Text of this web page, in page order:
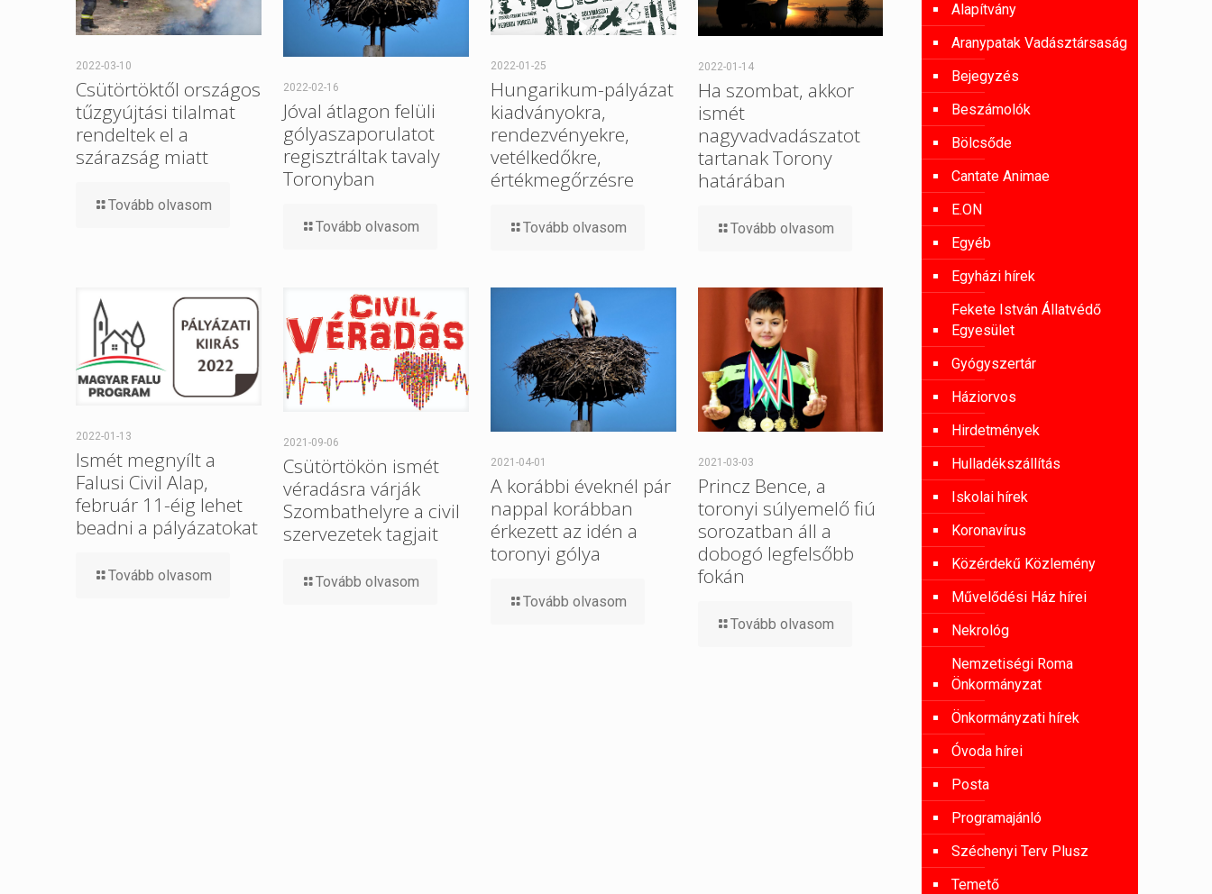
2022-03-10
Csütörtöktől országos
tűzgyújtási tilalmat
rendeltek el a
szárazság miatt
Tovább olvasom
2022-02-16
Jóval átlagon felüli
gólyaszaporulatot
regisztráltak tavaly
Toronyban
Tovább olvasom
2022-01-25
Hungarikum-pályázat
kiadványokra,
rendezvényekre,
vetélkedőkre,
értékmegőrzésre
Tovább olvasom
2022-01-14
Ha szombat, akkor
ismét
nagyvadvadászatot
tartanak Torony
határában
Tovább olvasom
2022-01-13
Ismét megnyílt a
Falusi Civil Alap,
február 11-éig lehet
beadni a pályázatokat
Tovább olvasom
2021-09-06
Csütörtökön ismét
véradásra várják
Szombathelyre a civil
szervezetek tagjait
Tovább olvasom
2021-04-01
A korábbi éveknél pár
nappal korábban
érkezett az idén a
toronyi gólya
Tovább olvasom
2021-03-03
Princz Bence, a
toronyi súlyemelő fiú
sorozatban áll a
dobogó legfelsőbb
fokán
Tovább olvasom
Alapítvány
Aranypatak Vadásztársaság
Bejegyzés
Beszámolók
Bölcsőde
Cantate Animae
E.ON
Egyéb
Egyházi hírek
Fekete István Állatvédő
Egyesület
Gyógyszertár
Háziorvos
Hirdetmények
Hulladékszállítás
Iskolai hírek
Koronavírus
Közérdekű Közlemény
Művelődési Ház hírei
Nekrológ
Nemzetiségi Roma
Önkormányzat
Önkormányzati hírek
Óvoda hírei
Posta
Programajánló
Széchenyi Terv Plusz
Temető